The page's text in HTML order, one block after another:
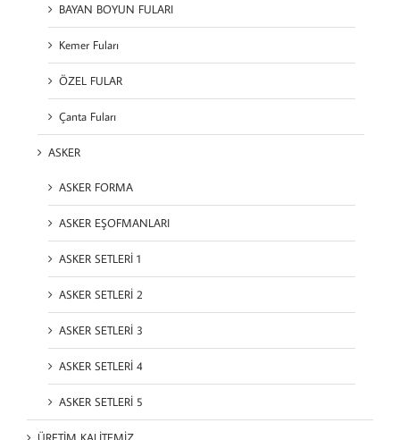
BAYAN BOYUN FULARI
Kemer Fuları
ÖZEL FULAR
Çanta Fuları
ASKER
ASKER FORMA
ASKER EŞOFMANLARI
ASKER SETLERİ 1
ASKER SETLERİ 2
ASKER SETLERİ 3
ASKER SETLERİ 4
ASKER SETLERİ 5